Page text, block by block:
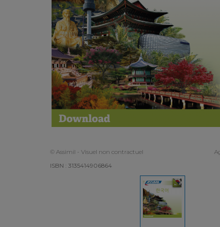
© Assimil - Visuel non contractuel
ISBN : 3135414906864